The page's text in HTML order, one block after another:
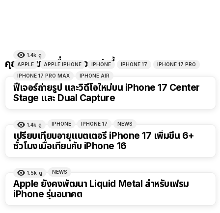
คุณอาจชอบเรื่องราวเหล่านี้
1.4k ดู
APPLE
APPLE IPHONE IPHONE IPHONE 17
IPHONE 17 PRO
IPHONE 17 PRO MAX
IPHONE AIR
ฟีเจอร์ถ่ายรูป และวิดีโอใหม่บน iPhone 17 Center
Stage และ Dual Capture
1.4k ดู IPHONE IPHONE 17 NEWS
เปรียบเทียบอายุแบตเตอรี่ iPhone 17 เพิ่มขึ้น 6+
ชั่วโมงเมื่อเทียบกับ iPhone 16
1.5k ดู NEWS
Apple ยังคงพัฒนา Liquid Metal สำหรับเฟรม
iPhone รุ่นอนาคต